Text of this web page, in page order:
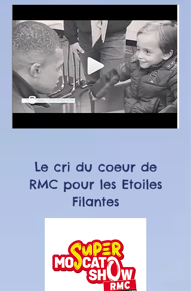
Le cri du coeur de
RMC pour les Etoiles
Filantes